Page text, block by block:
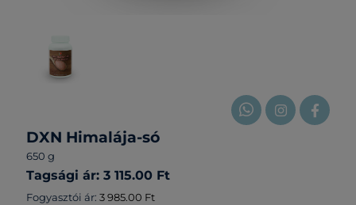
DXN Himalája-só
650 g
Tagsági ár: 3 115.00 Ft
Fogyasztói ár: 3 985.00 Ft